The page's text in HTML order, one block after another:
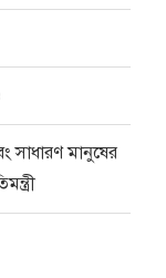
সাধারণ মানুষের